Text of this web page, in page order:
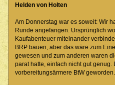
Helden von Holten
Am Donnerstag war es soweit: Wir
Runde angefangen. Ursprünglich
Kaufabenteuer miteinander
BRP bauen, aber das wäre zum
gewesen und zum anderen waren
parat hatte, einfach nicht gut genug.
vorbereitungsärmere BtW geworden.